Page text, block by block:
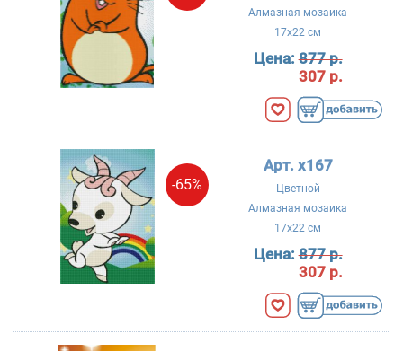
Алмазная мозаика
17x22 см
Цена:877 р.
307 р.
-65%
Арт. x167
Цветной
Алмазная мозаика
17x22 см
Цена:877 р.
307 р.